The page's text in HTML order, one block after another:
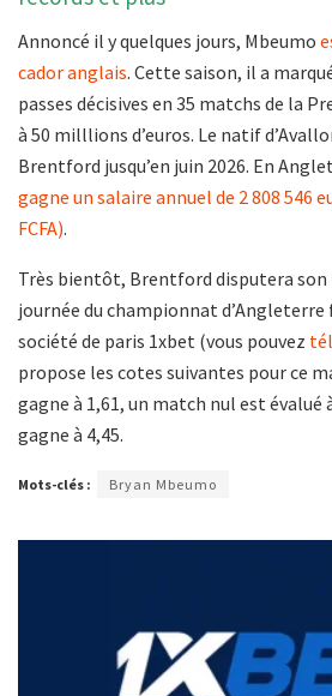
Annoncé il y quelques jours, Mbeumo
cador anglais. Cette saison, il a
passes décisives en 35 matchs de la
à 50 milllions d’euros. Le natif
Brentford jusqu’en juin 2026. En
gagne un salaire annuel de 2 808 546
FCFA).
Très bientôt, Brentford disputera son
journée du championnat d’Angleterre
société de paris 1xbet (vous pouvez
propose les cotes suivantes pour ce
gagne à 1,61, un match nul est évalué
gagne à 4,45.
Mots-clés : Bryan Mbeumo